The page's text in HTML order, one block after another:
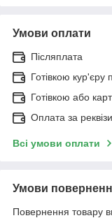
Умови оплати
Післяплата
Готівкою кур'єру
Готівкою або
Оплата за
Всі умови оплати
Умови
Повернення товару